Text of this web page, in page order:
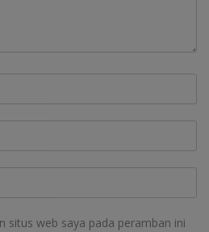
situs web saya pada peramban ini